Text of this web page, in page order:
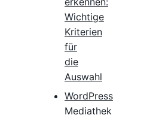
Wichtige
Kriterien
für
die
Auswahl
WordPress
Mediathek